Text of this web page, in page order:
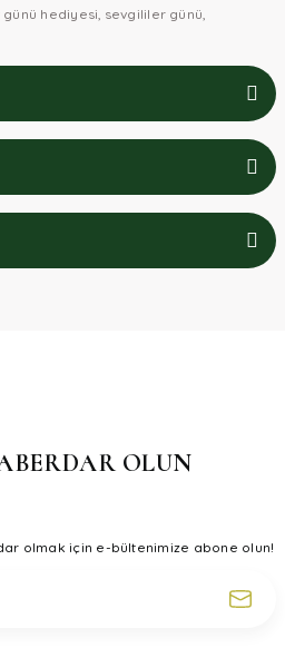
hediyesi sevgililer günü
bulunuyor.
olmalı.
OLUN
olmak için e-bültenimize abone olun!